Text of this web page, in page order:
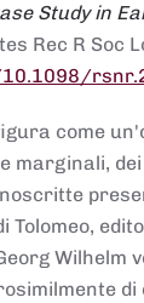
Study in
Rec R Soc
come
marginali,
Tolomeo,
Wilhelm
di